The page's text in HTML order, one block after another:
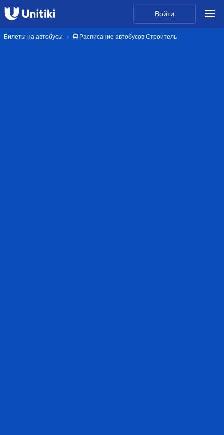
Войти
Билеты на автобусы 🚍 Расписание автобусов Строитель